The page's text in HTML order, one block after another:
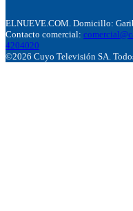
ELNUEVE.COM. Domicillo:
Contacto comercial:
4204020
©2026 Cuyo Televisión SA.